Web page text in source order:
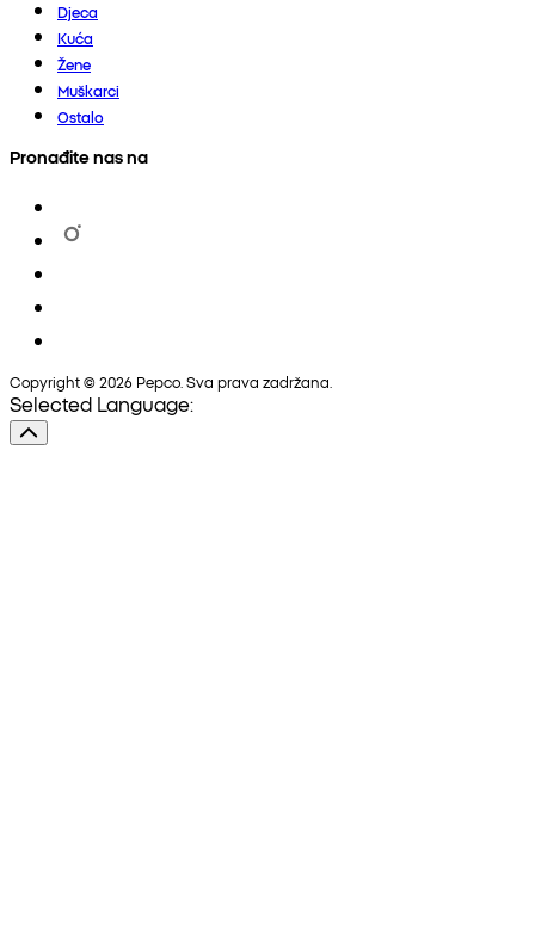
Djeca
Kuća
Žene
Muškarci
Ostalo
Pronađite nas na
Copyright © 2026 Pepco. Sva prava zadržana.
Selected Language: